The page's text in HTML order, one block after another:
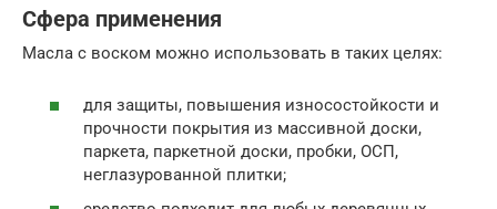
Сфера применения
Масла с воском можно использовать в таких целях:
для защиты, повышения износостойкости и
прочности покрытия из массивной доски,
паркета, паркетной доски, пробки, ОСП,
неглазурованной плитки;